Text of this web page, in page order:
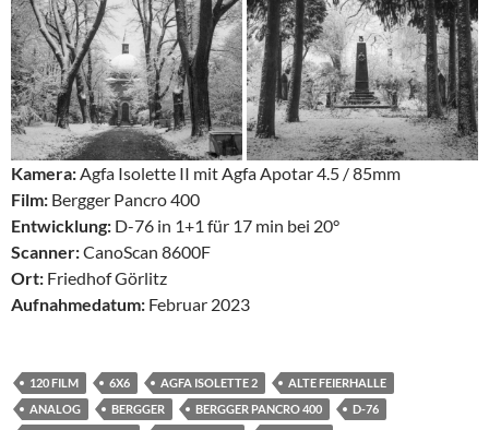
Kamera:Agfa Isolette II mit Agfa Apotar 4.5 / 85mm
Film: Bergger Pancro 400
Entwicklung: D-76 in 1+1 für 17 min bei 20°
Scanner:CanoScan 8600F
Ort: Friedhof Görlitz
Aufnahmedatum: Februar 2023
120 FILM 6X6 AGFA ISOLETTE 2
ALTE FEIERHALLE
ANALOG
BERGGER BERGGER PANCRO 400
D-76